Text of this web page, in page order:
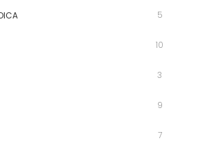
5
10
3
9
7